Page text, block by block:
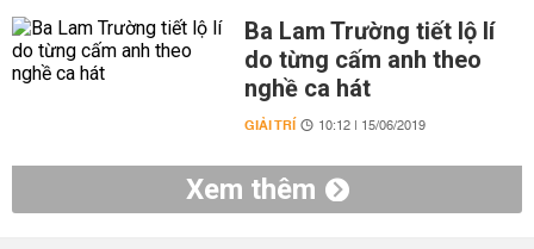
Ba Lam Trường tiết lộ lí
do từng cấm anh theo
nghề ca hát
GIẢI TRÍ 10:12 | 15/06/2019
Xem thêm